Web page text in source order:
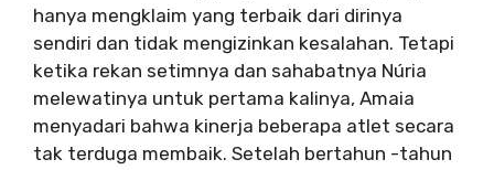
hanya mengklaim yang terbaik dari dirinya
sendiri dan tidak mengizinkan kesalahan. Tetapi
ketika rekan setimnya dan sahabatnya Núria
melewatinya untuk pertama kalinya, Amaia
menyadari bahwa kinerja beberapa atlet secara
tak terduga membaik. Setelah bertahun -tahun